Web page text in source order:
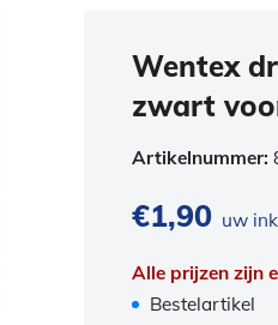
Wentex
zwart
Artikelnummer:
€1,90 uw
Alle prijzen zijn
Bestelartikel